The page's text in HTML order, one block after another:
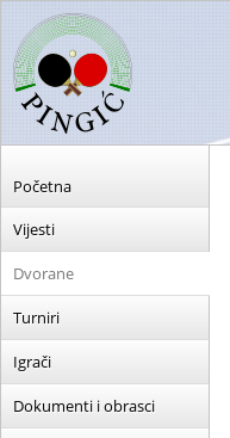
Početna
Vijesti
Dvorane
Turniri
Igrači
Dokumenti i obrasci